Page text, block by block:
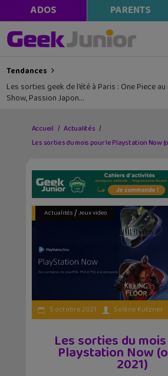
ADOS PARENTS
Tendances
Les sorties geek de l’été à Paris : One Piece
Show, Passion Japon…
Accueil
Actualités
Les sorties du mois pour le Playstation Now
Actualités/ Jeux video
5 octobre 2021 Solène Kutzner
Les sorties du
Playstation Now
2021)